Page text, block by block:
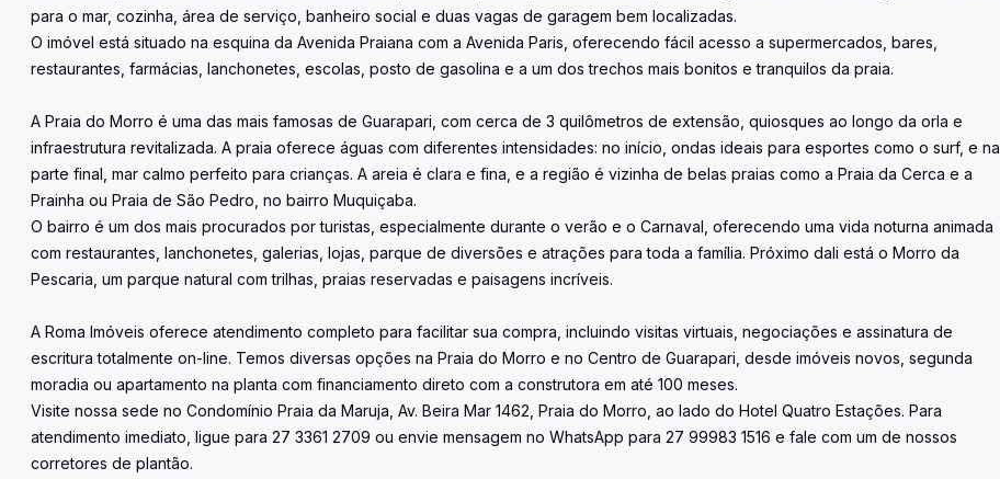
para o mar, cozinha, área de serviço, banheiro social e duas vagas de garagem bem localizadas.
O imóvel está situado na esquina da Avenida Praiana com a Avenida Paris, oferecendo fácil acesso a supermercados, bares,
restaurantes, farmácias, lanchonetes, escolas, posto de gasolina e a um dos trechos mais bonitos e tranquilos da praia.
A Praia do Morro é uma das mais famosas de Guarapari, com cerca de 3 quilômetros de extensão, quiosques ao longo da orla e
infraestrutura revitalizada. A praia oferece águas com diferentes intensidades: no início, ondas ideais para esportes como o surf, e na
parte final, mar calmo perfeito para crianças. A areia é clara e fina, e a região é vizinha de belas praias como a Praia da Cerca e a
Prainha ou Praia de São Pedro, no bairro Muquiçaba.
O bairro é um dos mais procurados por turistas, especialmente durante o verão e o Carnaval, oferecendo uma vida noturna animada
com restaurantes, lanchonetes, galerias, lojas, parque de diversões e atrações para toda a família. Próximo dali está o Morro da
Pescaria, um parque natural com trilhas, praias reservadas e paisagens incríveis.
A Roma Imóveis oferece atendimento completo para facilitar sua compra, incluindo visitas virtuais, negociações e assinatura de
escritura totalmente on-line. Temos diversas opções na Praia do Morro e no Centro de Guarapari, desde imóveis novos, segunda
moradia ou apartamento na planta com financiamento direto com a construtora em até 100 meses.
Visite nossa sede no Condomínio Praia da Maruja, Av. Beira Mar 1462, Praia do Morro, ao lado do Hotel Quatro Estações. Para
atendimento imediato, ligue para 27 3361 2709 ou envie mensagem no WhatsApp para 27 99983 1516 e fale com um de nossos
corretores de plantão.